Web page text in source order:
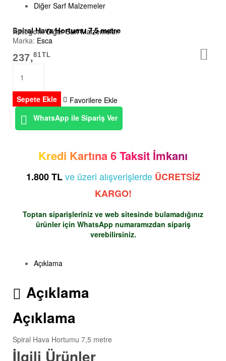
Diğer Sarf Malzemeler
Spiral Hava Hortumu 7,5 metre
Kategori: Diğer Sarf Malzemeler
Marka: Esca
237,81TL
Sepete Ekle
Favorilere Ekle
WhatsApp ile Sipariş Ver
Kredi Kartına 6 Taksit İmkanı
1.800 TLve üzeri alışverişlerde ÜCRETSİZ
KARGO!
Toptan siparişleriniz ve web sitesinde bulamadığınız
ürünler için WhatsApp numaramızdan sipariş
verebilirsiniz.
Açıklama
Açıklama
Açıklama
Spiral Hava Hortumu 7,5 metre
İlgili Ürünler